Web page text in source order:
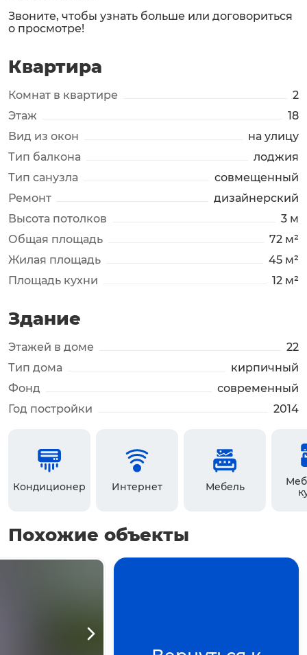
Звоните, чтобы узнать больше или договориться
о просмотре!
Квартира
Комнат в квартире
2
Этаж
18
Вид из окон
на улицу
Тип балкона
лоджия
Тип санузла
совмещенный
Ремонт
дизайнерский
Высота потолков
3 м
Общая площадь
72 м²
Жилая площадь
45 м²
Площадь кухни
12 м²
Здание
Этажей в доме
22
Тип дома
кирпичный
Фонд
современный
Год постройки
2014
Кондиционер Интернет Мебель
Похожие объекты